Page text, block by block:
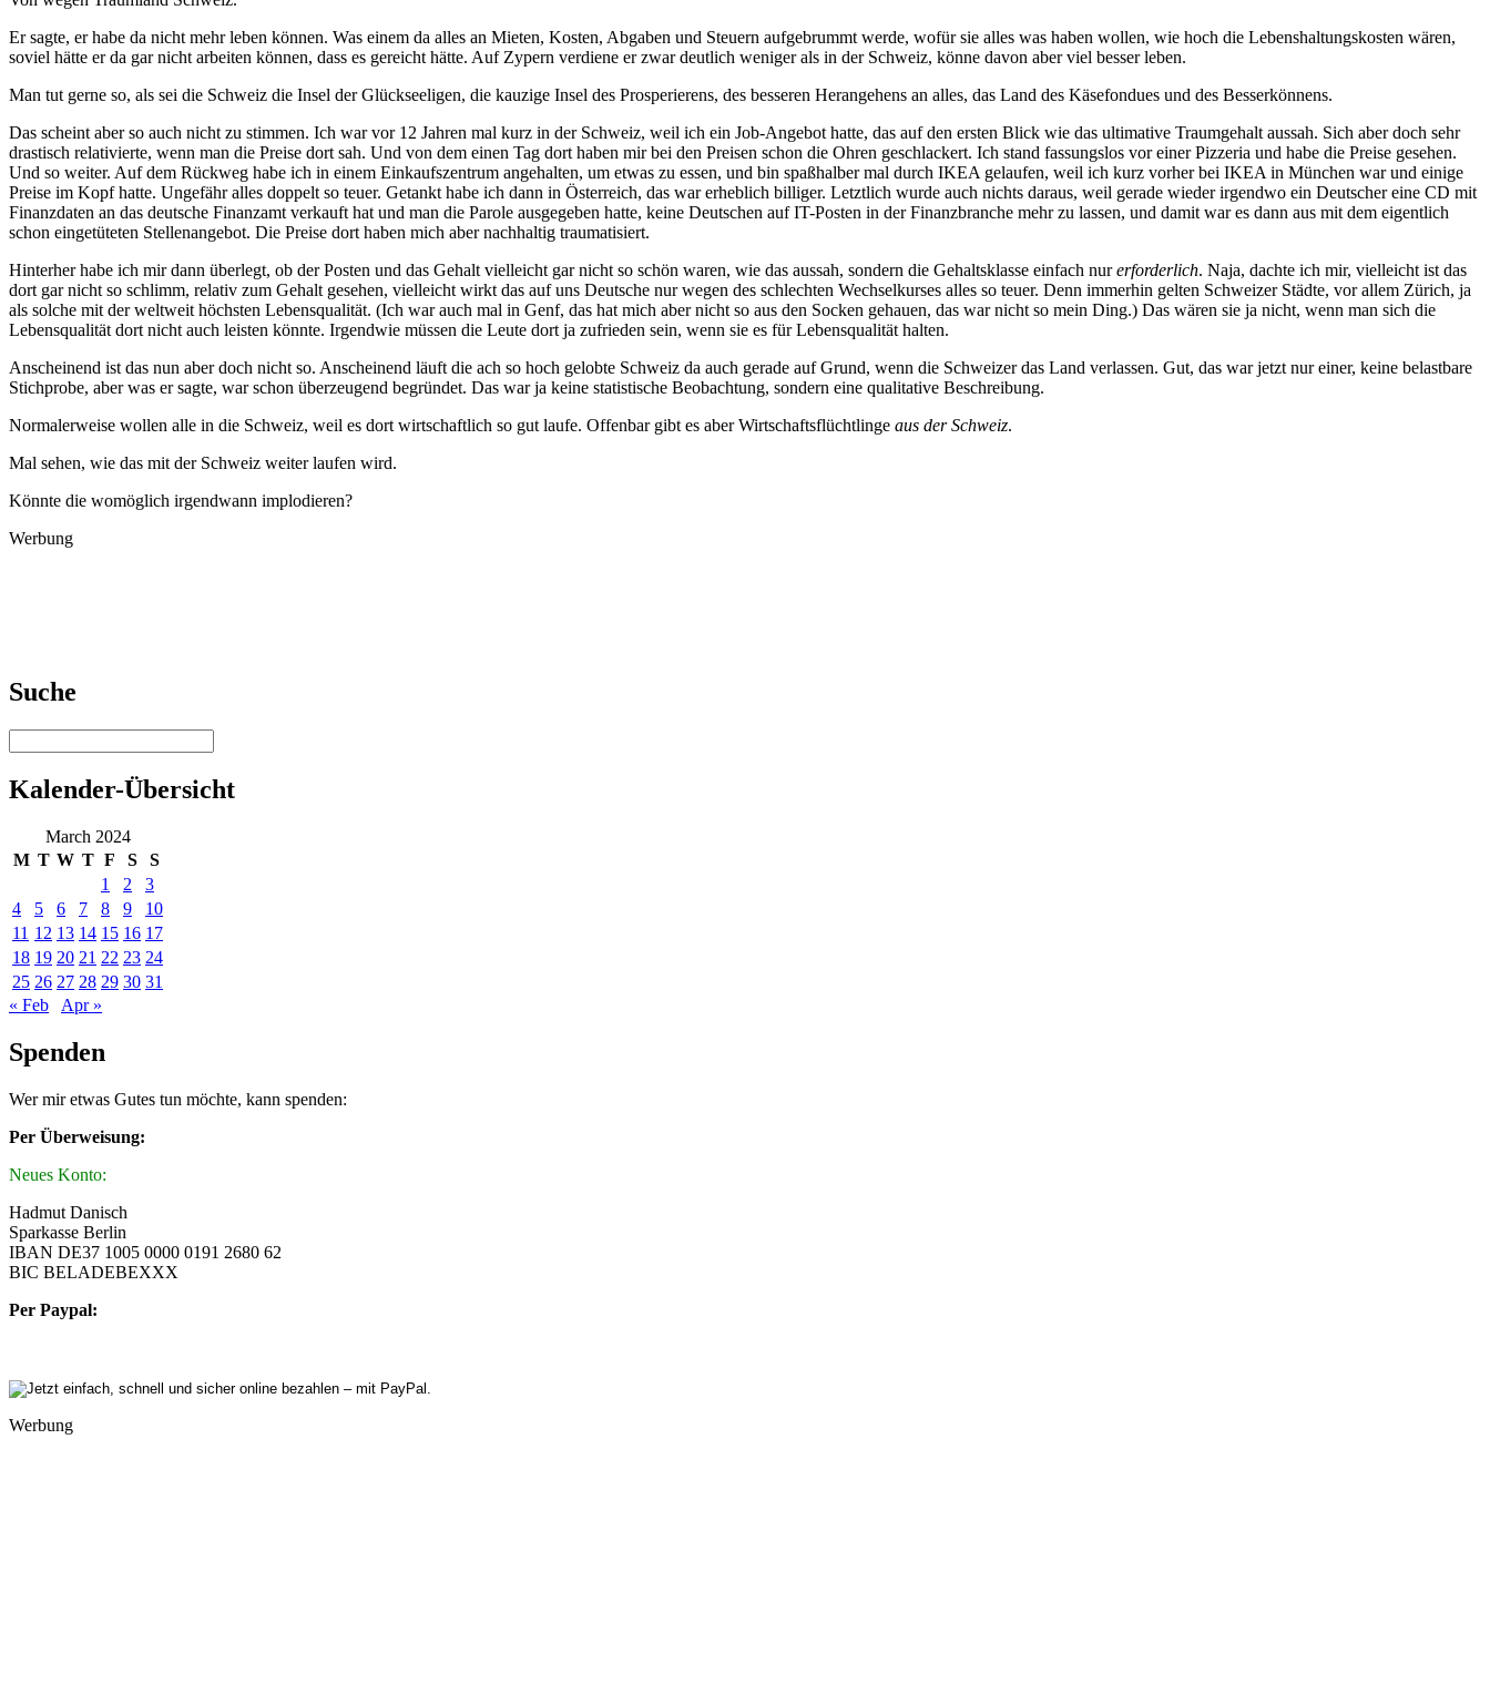
Er sagte, er habe da nicht mehr leben können. Was einem da alles an Mieten, Kosten, Abgaben und Steuern aufgebrummt werde, wofür sie alles was haben wollen, wie hoch die Lebenshaltungskosten wären,
soviel hätte er da gar nicht arbeiten können, dass es gereicht hätte. Auf Zypern verdiene er zwar deutlich weniger als in der Schweiz, könne davon aber viel besser leben.
Man tut gerne so, als sei die Schweiz die Insel der Glückseeligen, die kauzige Insel des Prosperierens, des besseren Herangehens an alles, das Land des Käsefondues und des Besserkönnens.
Das scheint aber so auch nicht zu stimmen. Ich war vor 12 Jahren mal kurz in der Schweiz, weil ich ein Job-Angebot hatte, das auf den ersten Blick wie das ultimative Traumgehalt aussah. Sich aber doch sehr
drastisch relativierte, wenn man die Preise dort sah. Und von dem einen Tag dort haben mir bei den Preisen schon die Ohren geschlackert. Ich stand fassungslos vor einer Pizzeria und habe die Preise gesehen.
Und so weiter. Auf dem Rückweg habe ich in einem Einkaufszentrum angehalten, um etwas zu essen, und bin spaßhalber mal durch IKEA gelaufen, weil ich kurz vorher bei IKEA in München war und einige
Preise im Kopf hatte. Ungefähr alles doppelt so teuer. Getankt habe ich dann in Österreich, das war erheblich billiger. Letztlich wurde auch nichts daraus, weil gerade wieder irgendwo ein Deutscher eine CD mit
Finanzdaten an das deutsche Finanzamt verkauft hat und man die Parole ausgegeben hatte, keine Deutschen auf IT-Posten in der Finanzbranche mehr zu lassen, und damit war es dann aus mit dem eigentlich
schon eingetüteten Stellenangebot. Die Preise dort haben mich aber nachhaltig traumatisiert.
Hinterher habe ich mir dann überlegt, ob der Posten und das Gehalt vielleicht gar nicht so schön waren, wie das aussah, sondern die Gehaltsklasse einfach nurerforderlich. Naja, dachte ich mir, vielleicht ist das
dort gar nicht so schlimm, relativ zum Gehalt gesehen, vielleicht wirkt das auf uns Deutsche nur wegen des schlechten Wechselkurses alles so teuer. Denn immerhin gelten Schweizer Städte, vor allem Zürich, ja
als solche mit der weltweit höchsten Lebensqualität. (Ich war auch mal in Genf, das hat mich aber nicht so aus den Socken gehauen, das war nicht so mein Ding.) Das wären sie ja nicht, wenn man sich die
Lebensqualität dort nicht auch leisten könnte. Irgendwie müssen die Leute dort ja zufrieden sein, wenn sie es für Lebensqualität halten.
Anscheinend ist das nun aber doch nicht so. Anscheinend läuft die ach so hoch gelobte Schweiz da auch gerade auf Grund, wenn die Schweizer das Land verlassen. Gut, das war jetzt nur einer, keine belastbare
Stichprobe, aber was er sagte, war schon überzeugend begründet. Das war ja keine statistische Beobachtung, sondern eine qualitative Beschreibung.
Normalerweise wollen alle in die Schweiz, weil es dort wirtschaftlich so gut laufe. Offenbar gibt es aber Wirtschaftsflüchtlinge aus der Schweiz.
Mal sehen, wie das mit der Schweiz weiter laufen wird.
Könnte die womöglich irgendwann implodieren?
Werbung
Suche
Kalender-Übersicht
March 2024
M T W T F S
S
1
2
3
4
5 6 7 8 9
10
11 12 13 14 15 16 17
18 19 20 21 22 23 24
25 26 27 28 29 30 31
« Feb
Apr »
Spenden
Wer mir etwas Gutes tun möchte, kann spenden:
Per Überweisung:
Neues Konto:
Hadmut Danisch
Sparkasse Berlin
IBAN DE37 1005 0000 0191 2680 62
BIC BELADEBEXXX
Per Paypal:
Werbung